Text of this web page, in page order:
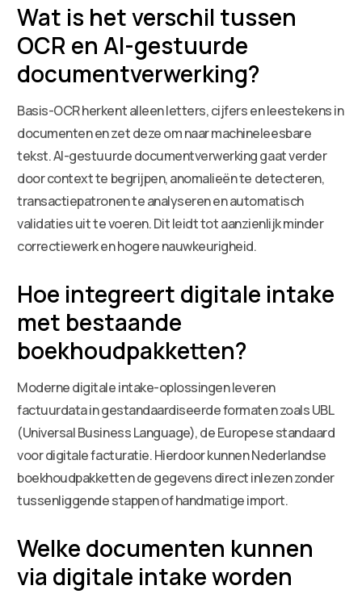
Wat is het verschil tussen
OCR en AI-gestuurde
documentverwerking?
Basis-OCR herkent alleen letters, cijfers en leestekens in
documenten en zet deze om naar machineleesbare
tekst. AI-gestuurde documentverwerking gaat verder
door context te begrijpen, anomalieën te detecteren,
transactiepatronen te analyseren en automatisch
validaties uit te voeren. Dit leidt tot aanzienlijk minder
correctiewerk en hogere nauwkeurigheid.
Hoe integreert digitale intake
met bestaande
boekhoudpakketten?
Moderne digitale intake-oplossingen leveren
factuurdata in gestandaardiseerde formaten zoals UBL
(Universal Business Language), de Europese standaard
voor digitale facturatie. Hierdoor kunnen Nederlandse
boekhoudpakketten de gegevens direct inlezen zonder
tussenliggende stappen of handmatige import.
Welke documenten kunnen
via digitale intake worden